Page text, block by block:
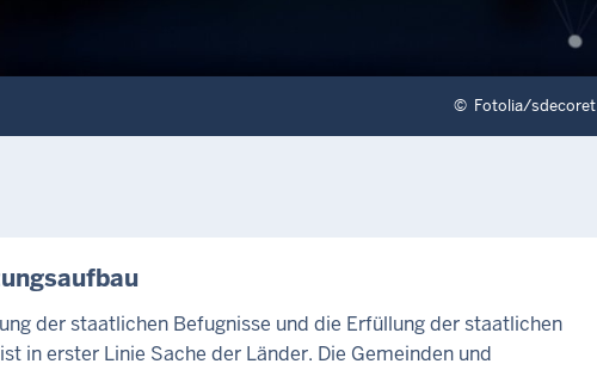
© Fotolia/sdecoret
der staatlichen Befugnisse und die Erfüllung der staatlichen
in erster Linie Sache der Länder. Die Gemeinden und